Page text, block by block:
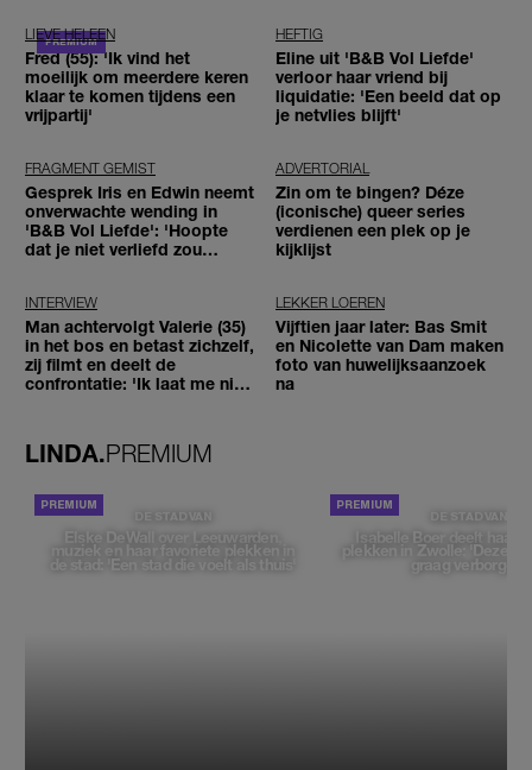
LIEVE HELEEN
Fred (55): 'Ik vind het
moeilijk om meerdere keren
klaar te komen tijdens een
vrijpartij'
HEFTIG
Eline uit 'B&B Vol Liefde'
verloor haar vriend bij
liquidatie: 'Een beeld dat op
je netvlies blijft'
FRAGMENT GEMIST
Gesprek Iris en Edwin neemt
onverwachte wending in
'B&B Vol Liefde': 'Hoopte
dat je niet verliefd zou
ADVERTORIAL
Zin om te bingen? Déze
(iconische) queer series
verdienen een plek op je
kijklijst
INTERVIEW
Man achtervolgt Valerie (35)
in het bos en betast zichzelf,
zij filmt en deelt de
confrontatie: 'Ik laat me niet
LEKKER LOEREN
Vijftien jaar later: Bas Smit
en Nicolette van Dam maken
foto van huwelijksaanzoek
na
LINDA.PREMIUM
DE STAD VAN
Elske DeWall over Leeuwarden,
muziek en haar favoriete plekken in
de stad: 'Een stad die voelt als thuis'
DE STAD VAN
Isabelle Boer deelt haar
plekken in Zwolle: 'Deze
graag verborgen'